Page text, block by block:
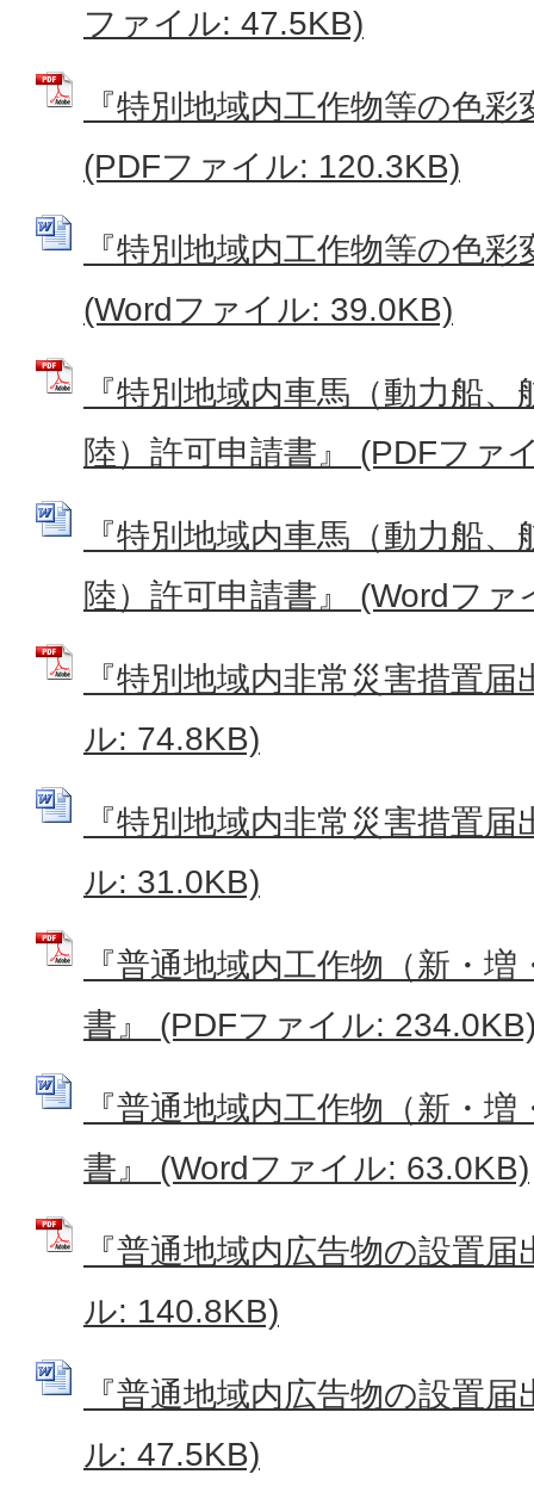
ファイル: 47.5KB)
『特別地域内工作物等の色
(PDFファイル: 120.3KB)
『特別地域内工作物等の色
(Wordファイル: 39.0KB)
『特別地域内車馬（動力船
陸）許可申請書』 (PDFファ
『特別地域内車馬（動力船
陸）許可申請書』 (Wordフ
『特別地域内非常災害措置
ル: 74.8KB)
『特別地域内非常災害措置
ル: 31.0KB)
『普通地域内工作物（新・
書』 (PDFファイル:
『普通地域内工作物（新・
書』 (Wordファイル: 63.0KB)
『普通地域内広告物の設置
ル: 140.8KB)
『普通地域内広告物の設置
ル: 47.5KB)